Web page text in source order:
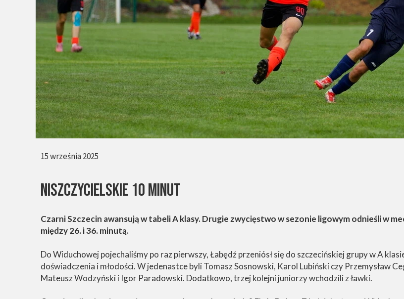
Czarni Szczecin awansują w tabeli A klasy. Drugie zwycięstwo w sezonie ligowym odnieśli w
między 26. i 36. minutą.
Do Widuchowej pojechaliśmy po raz pierwszy, Łabędź przeniósł się do szczecińskiej grupy w A
doświadczenia i młodości. W jedenastce byli Tomasz Sosnowski, Karol Lubiński czy Przemysław
Mateusz Wodzyński i Igor Paradowski. Dodatkowo, trzej kolejni juniorzy wchodzili z ławki.
NISZCZYCIELSKIE 10 MINUT
15 września 2025